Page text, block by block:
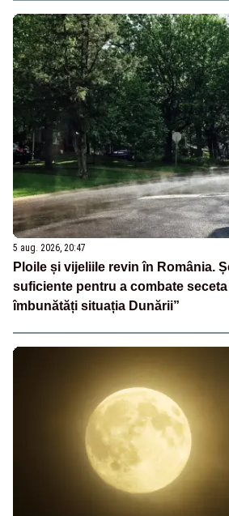
5 aug. 2026, 20:47
Ploile și vijeliile revin în România.
suficiente pentru a combate
îmbunătăți situația Dunării”